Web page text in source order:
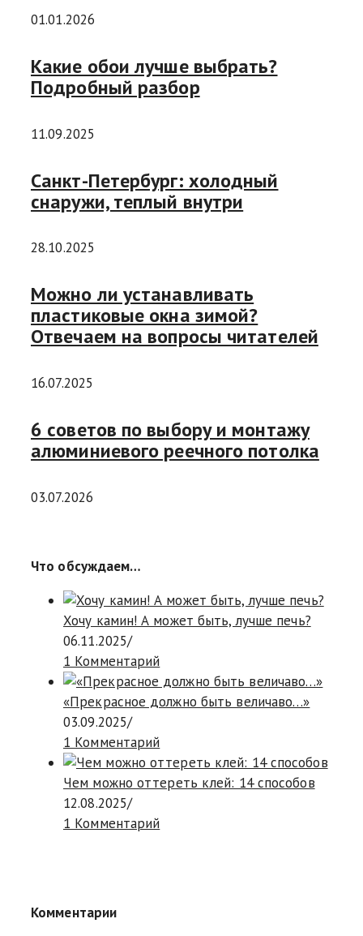
01.01.2026
Какие обои лучше выбрать?
Подробный разбор
11.09.2025
Санкт-Петербург: холодный
снаружи, теплый внутри
28.10.2025
Можно ли устанавливать
пластиковые окна зимой?
Отвечаем на вопросы читателей
16.07.2025
6 советов по выбору и монтажу
алюминиевого реечного потолка
03.07.2026
Что обсуждаем…
Хочу камин! А может быть, лучше печь?
06.11.2025/
1 Комментарий
«Прекрасное должно быть величаво…»
03.09.2025/
1 Комментарий
Чем можно оттереть клей: 14 способов
12.08.2025/
1 Комментарий
Комментарии